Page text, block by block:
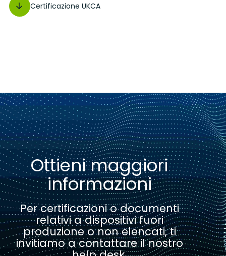
Certificazione UKCA
Ottieni maggiori
informazioni
Per certificazioni o documenti
relativi a dispositivi fuori
produzione o non elencati, ti
invitiamo a contattare il nostro